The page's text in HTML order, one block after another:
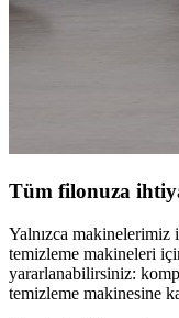
Tüm filonuza
Yalnızca
temizleme makineleri
yararlanabilirsiniz:
temizleme makinesine